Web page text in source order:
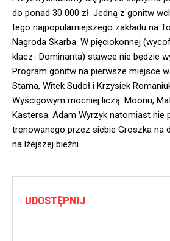
do ponad 30 000 zł. Jedną z gonitw
tego najpopularniejszego zakładu na
Nagroda Skarba. W pięciokonnej
klacz- Dominanta) stawce nie będzie
Program gonitw na pierwsze miejsce
Stama, Witek Sudoł i Krzysiek
Wyścigowym mocniej liczą: Moonu,
Kastersa. Adam Wyrzyk natomiast nie
trenowanego przez siebie Groszka na
na lżejszej bieżni.
UDOSTĘPNIJ